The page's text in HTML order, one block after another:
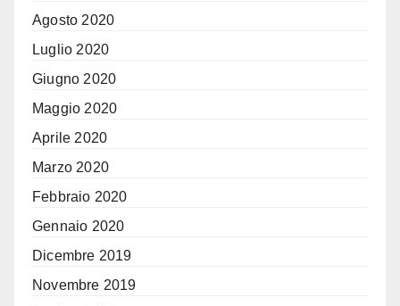
Agosto 2020
Luglio 2020
Giugno 2020
Maggio 2020
Aprile 2020
Marzo 2020
Febbraio 2020
Gennaio 2020
Dicembre 2019
Novembre 2019